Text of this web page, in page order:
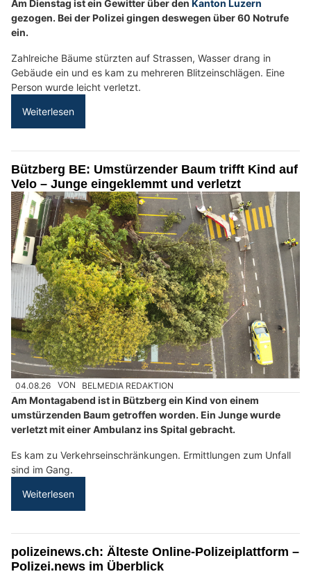
Am Dienstag ist ein Gewitter über den Kanton Luzern
gezogen. Bei der Polizei gingen deswegen über 60 Notrufe
ein.
Zahlreiche Bäume stürzten auf Strassen, Wasser drang in
Gebäude ein und es kam zu mehreren Blitzeinschlägen. Eine
Person wurde leicht verletzt.
Weiterlesen
Bützberg BE: Umstürzender Baum trifft Kind auf
Velo – Junge eingeklemmt und verletzt
04.08.26 VON BELMEDIA REDAKTION
Am Montagabend ist in Bützberg ein Kind von einem
umstürzenden Baum getroffen worden. Ein Junge wurde
verletzt mit einer Ambulanz ins Spital gebracht.
Es kam zu Verkehrseinschränkungen. Ermittlungen zum Unfall
sind im Gang.
Weiterlesen
polizeinews.ch: Älteste Online-Polizeiplattform –
Polizei.news im Überblick